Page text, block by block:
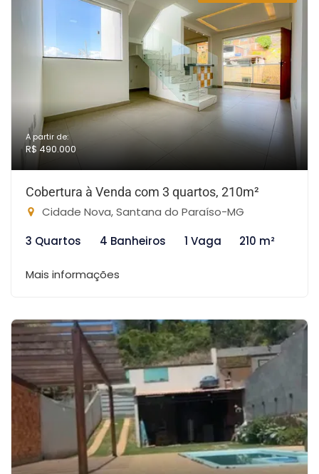
A partir de:
R$ 490.000
Cobertura à Venda com 3 quartos, 210m²
Cidade Nova, Santana do Paraíso-MG
3 Quartos
4 Banheiros 1 Vaga 210 m²
Mais informações